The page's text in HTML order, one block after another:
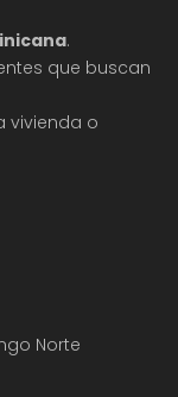
.
que buscan
vivienda o
Norte